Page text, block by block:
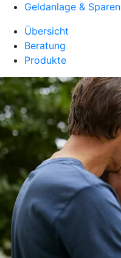
Geldanlage & Sparen
Übersicht
Beratung
Produkte